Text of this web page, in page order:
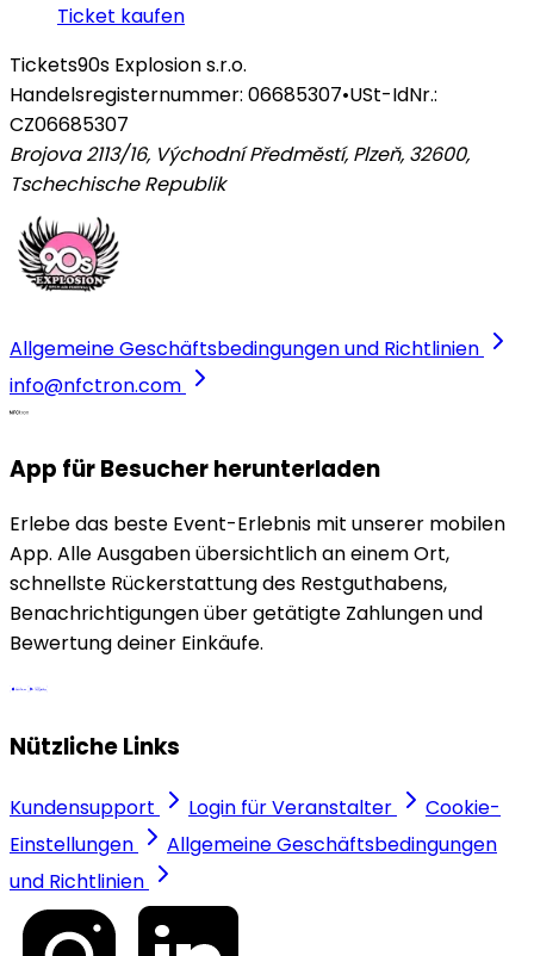
Ticket kaufen
Tickets90s Explosion s.r.o.
Handelsregisternummer: 06685307•USt-IdNr.:
CZ06685307
Brojova 2113/16, Východní Předměstí, Plzeň, 32600,
Tschechische Republik
Allgemeine Geschäftsbedingungen und Richtlinien
info@nfctron.com
App für Besucher herunterladen
Erlebe das beste Event-Erlebnis mit unserer mobilen
App. Alle Ausgaben übersichtlich an einem Ort,
schnellste Rückerstattung des Restguthabens,
Benachrichtigungen über getätigte Zahlungen und
Bewertung deiner Einkäufe.
Nützliche Links
Kundensupport Login für Veranstalter
Cookie-
Einstellungen
Allgemeine Geschäftsbedingungen
und Richtlinien